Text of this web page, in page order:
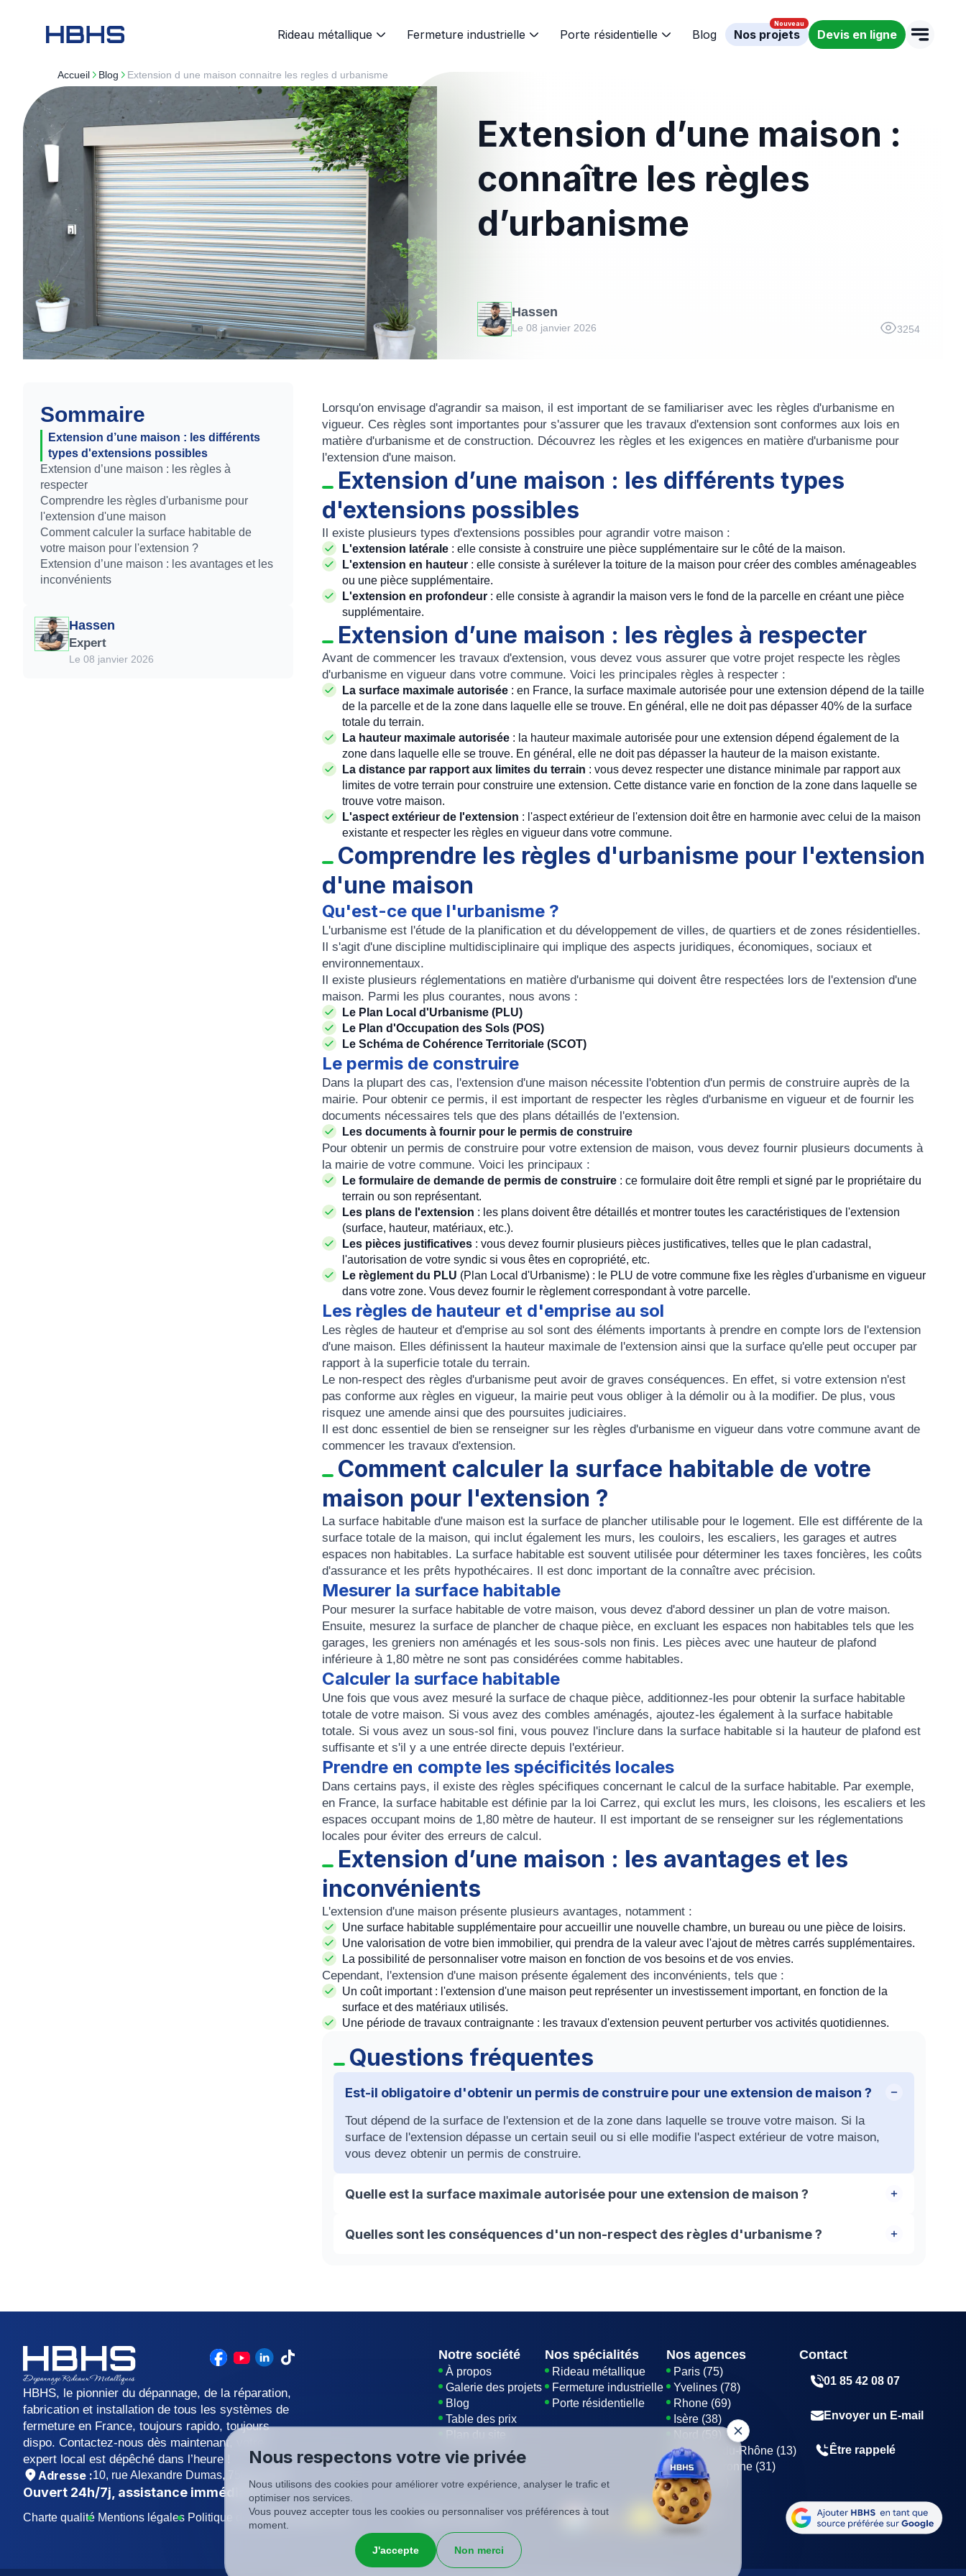
Rideau métallique Fermeture industrielle Porte résidentielle Blog Nos projets Devis en ligne
Accueil blog Extension d une maison connaitre les regles d urbanisme
Extension d’une maison :
connaître les règles
d’urbanisme
Hassen
Le 08 janvier 2026 3254
Sommaire
Extension d’une maison : les différents
types d'extensions possibles
Extension d’une maison : les règles à
respecter
Comprendre les règles d'urbanisme pour
l'extension d'une maison
Comment calculer la surface habitable de
votre maison pour l'extension ?
Extension d’une maison : les avantages et les
inconvénients
Hassen
Expert
Le 08 janvier 2026
Lorsqu'on envisage d'agrandir sa maison, il est important de se familiariser avec les règles d'urbanisme en
vigueur. Ces règles sont importantes pour s'assurer que les travaux d'extension sont conformes aux lois en
matière d'urbanisme et de construction. Découvrez les règles et les exigences en matière d'urbanisme pour
l'extension d'une maison.
Extension d’une maison : les différents types
d'extensions possibles
Il existe plusieurs types d'extensions possibles pour agrandir votre maison :
L'extension latérale : elle consiste à construire une pièce supplémentaire sur le côté de la maison.
L'extension en hauteur : elle consiste à surélever la toiture de la maison pour créer des combles aménageables
ou une pièce supplémentaire.
L'extension en profondeur : elle consiste à agrandir la maison vers le fond de la parcelle en créant une pièce
supplémentaire.
Extension d’une maison : les règles à respecter
Avant de commencer les travaux d'extension, vous devez vous assurer que votre projet respecte les règles
d'urbanisme en vigueur dans votre commune. Voici les principales règles à respecter :
La surface maximale autorisée : en France, la surface maximale autorisée pour une extension dépend de la taille
de la parcelle et de la zone dans laquelle elle se trouve. En général, elle ne doit pas dépasser 40% de la surface
totale du terrain.
La hauteur maximale autorisée : la hauteur maximale autorisée pour une extension dépend également de la
zone dans laquelle elle se trouve. En général, elle ne doit pas dépasser la hauteur de la maison existante.
La distance par rapport aux limites du terrain : vous devez respecter une distance minimale par rapport aux
limites de votre terrain pour construire une extension. Cette distance varie en fonction de la zone dans laquelle se
trouve votre maison.
L'aspect extérieur de l'extension : l'aspect extérieur de l'extension doit être en harmonie avec celui de la maison
existante et respecter les règles en vigueur dans votre commune.
Comprendre les règles d'urbanisme pour l'extension
d'une maison
Qu'est-ce que l'urbanisme ?
L'urbanisme est l'étude de la planification et du développement de villes, de quartiers et de zones résidentielles.
Il s'agit d'une discipline multidisciplinaire qui implique des aspects juridiques, économiques, sociaux et
environnementaux.
Il existe plusieurs réglementations en matière d'urbanisme qui doivent être respectées lors de l'extension d'une
maison. Parmi les plus courantes, nous avons :
Le Plan Local d'Urbanisme (PLU)
Le Plan d'Occupation des Sols (POS)
Le Schéma de Cohérence Territoriale (SCOT)
Le permis de construire
Dans la plupart des cas, l'extension d'une maison nécessite l'obtention d'un permis de construire auprès de la
mairie. Pour obtenir ce permis, il est important de respecter les règles d'urbanisme en vigueur et de fournir les
documents nécessaires tels que des plans détaillés de l'extension.
Les documents à fournir pour le permis de construire
Pour obtenir un permis de construire pour votre extension de maison, vous devez fournir plusieurs documents à
la mairie de votre commune. Voici les principaux :
Le formulaire de demande de permis de construire : ce formulaire doit être rempli et signé par le propriétaire du
terrain ou son représentant.
Les plans de l'extension : les plans doivent être détaillés et montrer toutes les caractéristiques de l'extension
(surface, hauteur, matériaux, etc.).
Les pièces justificatives : vous devez fournir plusieurs pièces justificatives, telles que le plan cadastral,
l'autorisation de votre syndic si vous êtes en copropriété, etc.
Le règlement du PLU (Plan Local d'Urbanisme) : le PLU de votre commune fixe les règles d'urbanisme en vigueur
dans votre zone. Vous devez fournir le règlement correspondant à votre parcelle.
Les règles de hauteur et d'emprise au sol
Les règles de hauteur et d'emprise au sol sont des éléments importants à prendre en compte lors de l'extension
d'une maison. Elles définissent la hauteur maximale de l'extension ainsi que la surface qu'elle peut occuper par
rapport à la superficie totale du terrain.
Le non-respect des règles d'urbanisme peut avoir de graves conséquences. En effet, si votre extension n'est
pas conforme aux règles en vigueur, la mairie peut vous obliger à la démolir ou à la modifier. De plus, vous
risquez une amende ainsi que des poursuites judiciaires.
Il est donc essentiel de bien se renseigner sur les règles d'urbanisme en vigueur dans votre commune avant de
commencer les travaux d'extension.
Comment calculer la surface habitable de votre
maison pour l'extension ?
La surface habitable d'une maison est la surface de plancher utilisable pour le logement. Elle est différente de la
surface totale de la maison, qui inclut également les murs, les couloirs, les escaliers, les garages et autres
espaces non habitables. La surface habitable est souvent utilisée pour déterminer les taxes foncières, les coûts
d'assurance et les prêts hypothécaires. Il est donc important de la connaître avec précision.
Mesurer la surface habitable
Pour mesurer la surface habitable de votre maison, vous devez d'abord dessiner un plan de votre maison.
Ensuite, mesurez la surface de plancher de chaque pièce, en excluant les espaces non habitables tels que les
garages, les greniers non aménagés et les sous-sols non finis. Les pièces avec une hauteur de plafond
inférieure à 1,80 mètre ne sont pas considérées comme habitables.
Calculer la surface habitable
Une fois que vous avez mesuré la surface de chaque pièce, additionnez-les pour obtenir la surface habitable
totale de votre maison. Si vous avez des combles aménagés, ajoutez-les également à la surface habitable
totale. Si vous avez un sous-sol fini, vous pouvez l'inclure dans la surface habitable si la hauteur de plafond est
suffisante et s'il y a une entrée directe depuis l'extérieur.
Prendre en compte les spécificités locales
Dans certains pays, il existe des règles spécifiques concernant le calcul de la surface habitable. Par exemple,
en France, la surface habitable est définie par la loi Carrez, qui exclut les murs, les cloisons, les escaliers et les
espaces occupant moins de 1,80 mètre de hauteur. Il est important de se renseigner sur les réglementations
locales pour éviter des erreurs de calcul.
Extension d’une maison : les avantages et les
inconvénients
L'extension d'une maison présente plusieurs avantages, notamment :
Une surface habitable supplémentaire pour accueillir une nouvelle chambre, un bureau ou une pièce de loisirs.
Une valorisation de votre bien immobilier, qui prendra de la valeur avec l'ajout de mètres carrés supplémentaires.
La possibilité de personnaliser votre maison en fonction de vos besoins et de vos envies.
Cependant, l'extension d'une maison présente également des inconvénients, tels que :
Un coût important : l'extension d'une maison peut représenter un investissement important, en fonction de la
surface et des matériaux utilisés.
Une période de travaux contraignante : les travaux d'extension peuvent perturber vos activités quotidiennes.
Questions fréquentes
Est-il obligatoire d'obtenir un permis de construire pour une extension de maison ?
Tout dépend de la surface de l'extension et de la zone dans laquelle se trouve votre maison. Si la
surface de l'extension dépasse un certain seuil ou si elle modifie l'aspect extérieur de votre maison,
vous devez obtenir un permis de construire.
Quelle est la surface maximale autorisée pour une extension de maison ?
La surface maximale autorisée pour une extension dépend de la taille de la parcelle et de la zone dans
laquelle elle se trouve. En général, elle ne doit pas dépasser 40% de la surface totale du terrain.
Quelles sont les conséquences d'un non-respect des règles d'urbanisme ?
HBHS, le pionnier du dépannage, de la réparation,
fabrication et installation de tous les systèmes de
fermeture en France, toujours rapido, toujours
dispo. Contactez-nous dès maintenant, votre
expert local est dépêché dans l’heure !
Adresse :10, rue Alexandre Dumas, 75011 Paris
Ouvert 24h/7j , assistance immédiate !
Notre société
À propos
Galerie des projets
Blog
Table des prix
Plan du site
Nos spécialités
Rideau métallique
Fermeture industrielle
Porte résidentielle
Nos agences
Paris (75)
Yvelines (78)
Rhone (69)
Isère (38)
Nord (59)
Bouches-du-Rhône (13)
Haute-Garonne (31)
Marne (51)
Contact
01 85 42 08 07
Envoyer un E-mail
Être rappelé
SIREN: 819116823
Charte qualité Mentions légales Politique de confidentialité CGV
Nous respectons votre vie privée
Nous utilisons des cookies pour améliorer votre expérience, analyser le trafic et
optimiser nos services.
Vous pouvez accepter tous les cookies ou personnaliser vos préférences à tout
moment.
J'accepte Non merci